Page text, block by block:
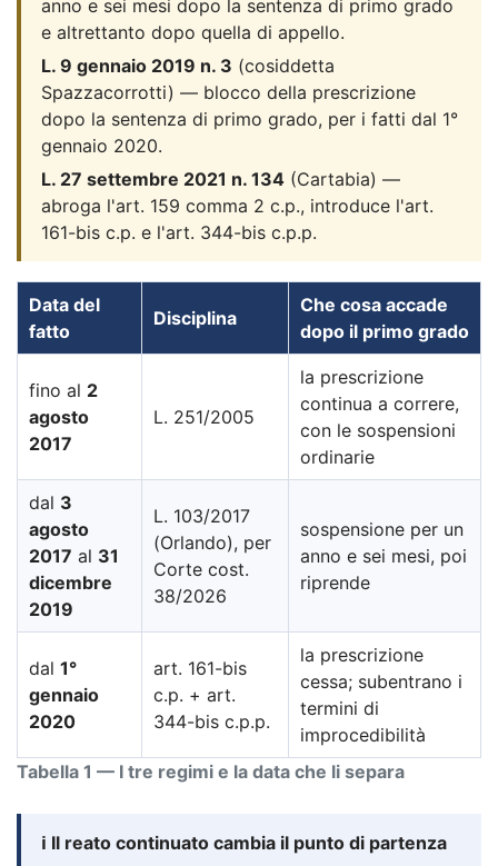
anno e sei mesi dopo la sentenza di primo grado
e altrettanto dopo quella di appello.
L. 9 gennaio 2019 n. 3 (cosiddetta
Spazzacorrotti) — blocco della prescrizione
dopo la sentenza di primo grado, per i fatti dal 1°
gennaio 2020.
L. 27 settembre 2021 n. 134 (Cartabia) —
abroga l'art. 159 comma 2 c.p., introduce l'art.
161-bis c.p. e l'art. 344-bis c.p.p.
Tabella 1 — I tre regimi e la data che li separa
Data del
fatto
Disciplina
Che cosa accade
dopo il primo grado
fino al 2
agosto
2017
L. 251/2005
la prescrizione
continua a correre,
con le sospensioni
ordinarie
dal 3
agosto
2017 al 31
dicembre
2019
L. 103/2017
(Orlando), per
Corte cost.
38/2026
sospensione per un
anno e sei mesi, poi
riprende
dal 1°
gennaio
2020
art. 161-bis
c.p. + art.
344-bis c.p.p.
la prescrizione
cessa; subentrano i
termini di
improcedibilità
ℹ️ Il reato continuato cambia il punto di partenza